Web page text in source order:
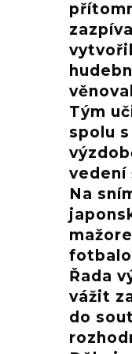
Tým
spolu
vedení
Na
Řada
vážit
do